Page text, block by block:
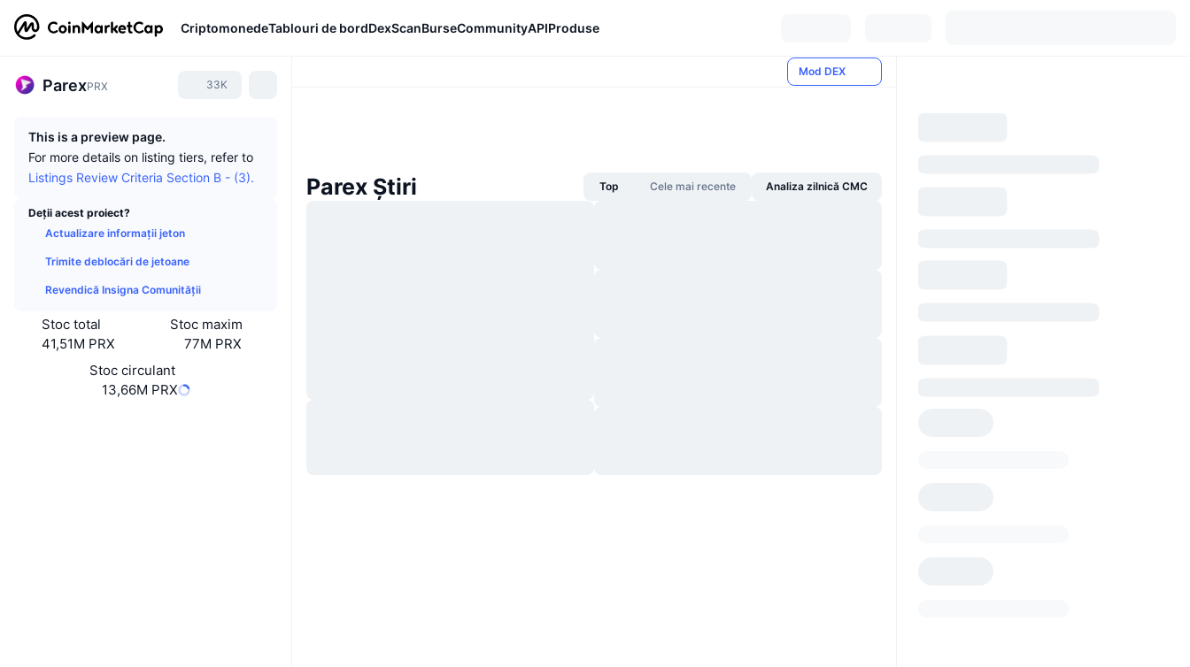
CriptomonedeTablouri de bordDexScanBurseCommunityAPIProduse
ParexPRX 33K
This is a preview page.
For more details on listing tiers, refer to
Listings Review Criteria Section B - (3).
Deții acest proiect?
Actualizare informații jeton
Trimite deblocări de jetoane
Revendică Insigna Comunității
Stoc total
41,51M PRX
Stoc maxim
77M PRX
Stoc circulant
13,66M PRX
Mod DEX
Parex Știri Top Cele mai recente Analiza zilnică CMC